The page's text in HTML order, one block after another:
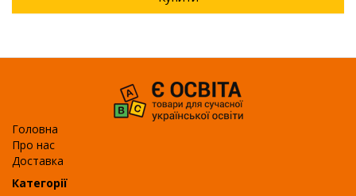
Головна
Про нас
Доставка
Категорії